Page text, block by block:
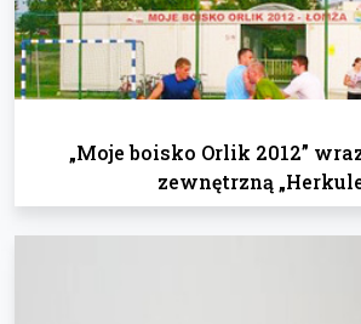
„Moje boisko Orlik 2012”
zewnętrzną